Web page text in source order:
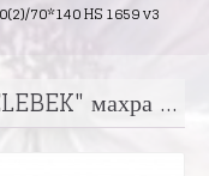
70*140 HS 1659 v3
Набор полотенец Карвен "KELEBEK" махра 50*90(2)/70*140 HS 1659 v3 крем/голубой